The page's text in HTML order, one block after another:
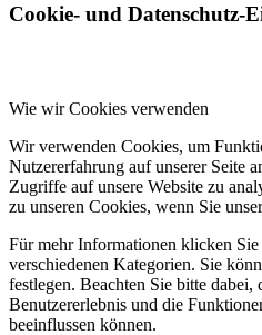
Impressum
Cookie- und Datenschutz-
Wie wir Cookies verwenden
Wir verwenden Cookies, um
Nutzererfahrung auf unserer Seite
Zugriffe auf unsere Website zu
zu unseren Cookies, wenn Sie
Für mehr Informationen klicken
verschiedenen Kategorien. Sie
festlegen. Beachten Sie bitte dabei,
Benutzererlebnis und die
beeinflussen können.